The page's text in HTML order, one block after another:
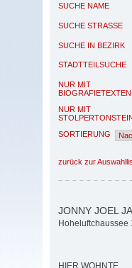
SUCHE NAME
SUCHE STRASSE
SUCHE IN BEZIRK
STADTTEILSUCHE
NUR MIT
BIOGRAFIETEXTEN
NUR MIT
SORTIERUNG
zurück zur
JONNY JOEL
Hoheluftchaussee